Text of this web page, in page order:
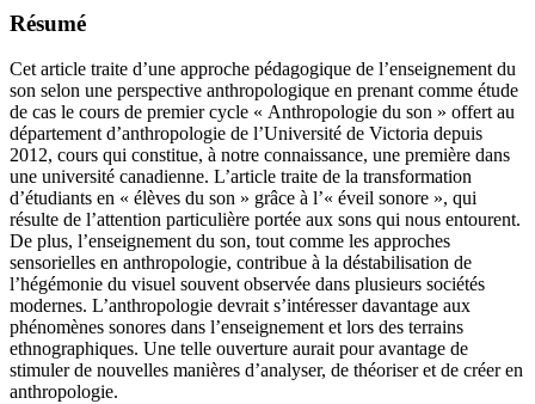
Résumé
Cet article traite d’une approche pédagogique de l’enseignement du
son selon une perspective anthropologique en prenant comme étude
de cas le cours de premier cycle « Anthropologie du son » offert au
département d’anthropologie de l’Université de Victoria depuis
2012, cours qui constitue, à notre connaissance, une première dans
une université canadienne. L’article traite de la transformation
d’étudiants en « élèves du son » grâce à l’« éveil sonore », qui
résulte de l’attention particulière portée aux sons qui nous entourent.
De plus, l’enseignement du son, tout comme les approches
sensorielles en anthropologie, contribue à la déstabilisation de
l’hégémonie du visuel souvent observée dans plusieurs sociétés
modernes. L’anthropologie devrait s’intéresser davantage aux
phénomènes sonores dans l’enseignement et lors des terrains
ethnographiques. Une telle ouverture aurait pour avantage de
stimuler de nouvelles manières d’analyser, de théoriser et de créer en
anthropologie.